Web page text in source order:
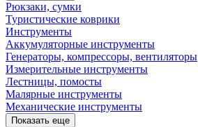
Рюкзаки, сумки
Туристические коврики
Инструменты
Аккумуляторные инструменты
Генераторы, компрессоры, вентиляторы
Измерительные инструменты
Лестницы, помосты
Малярные инструменты
Механические инструменты
Показать еще